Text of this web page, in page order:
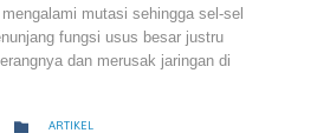
mutasi sehingga sel-sel
fungsi usus besar justru
dan merusak jaringan di
 CATEGORY
ARTIKEL